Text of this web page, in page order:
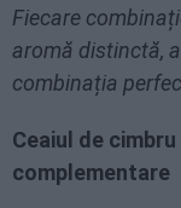
Fiecare
aromă distinctă,
combinația
Ceaiul de
complementare